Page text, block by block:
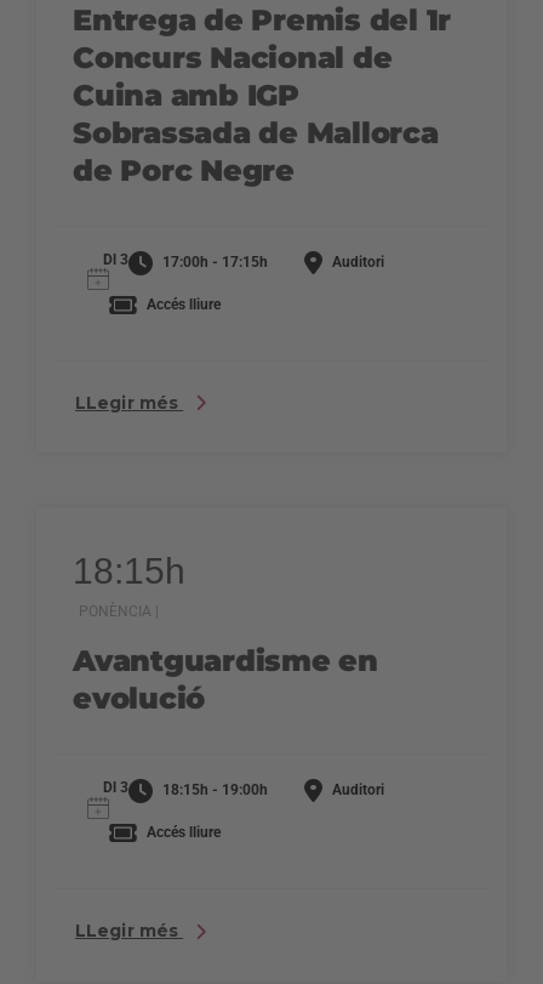
Entrega de Premis del 1r
Concurs Nacional de
Cuina amb IGP
Sobrassada de Mallorca
de Porc Negre
Dl 3 17:00h - 17:15h Auditori
Accés lliure
LLegir més
18:15h
PONÈNCIA |
Avantguardisme en
evolució
Dl 3 18:15h - 19:00h Auditori
Accés lliure
LLegir més